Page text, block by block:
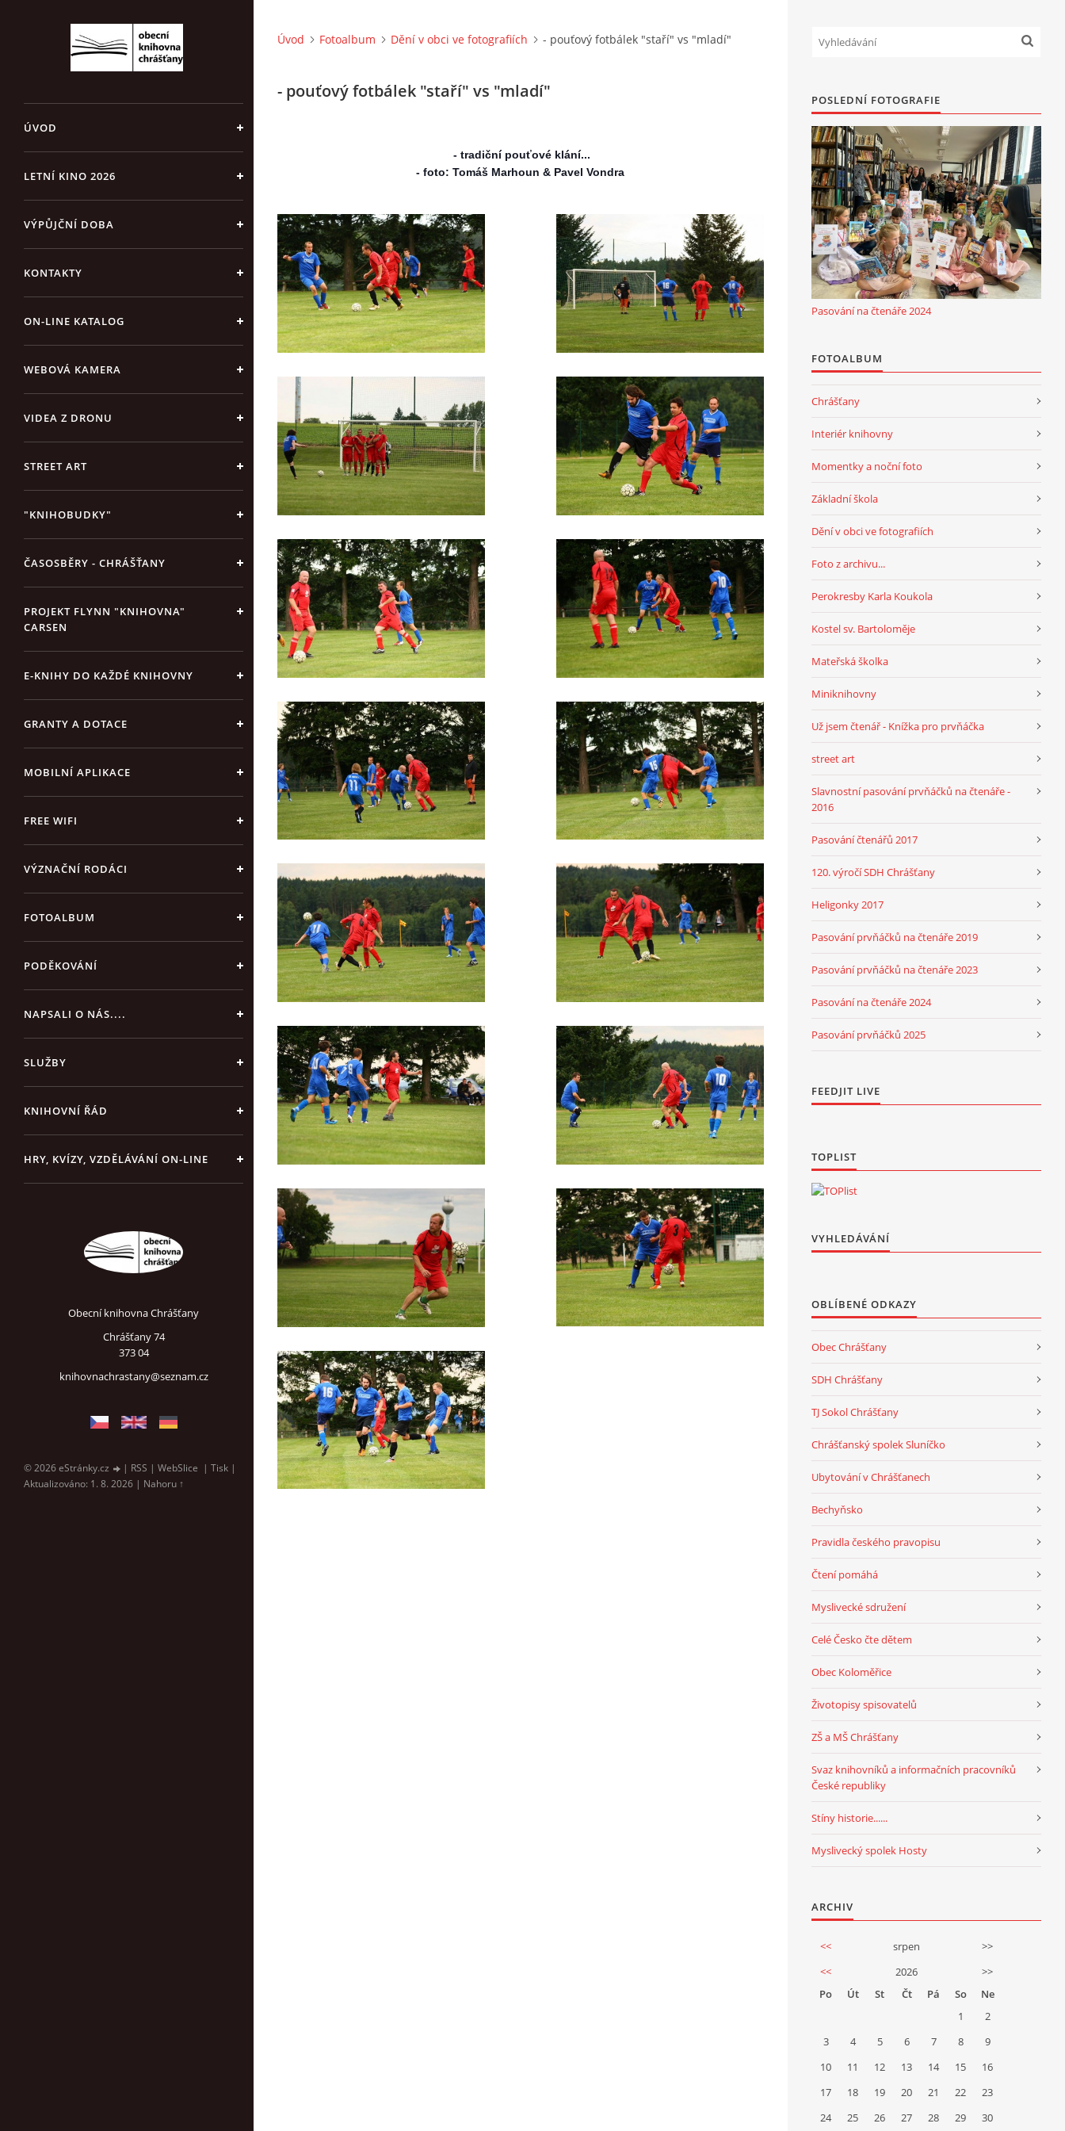
ÚVOD
LETNÍ KINO 2026
VÝPŮJČNÍ DOBA
KONTAKTY
ON-LINE KATALOG
WEBOVÁ KAMERA
VIDEA Z DRONU
STREET ART
"KNIHOBUDKY"
ČASOSBĚRY - CHRÁŠŤANY
PROJEKT FLYNN "KNIHOVNA"
CARSEN
E-KNIHY DO KAŽDÉ KNIHOVNY
GRANTY A DOTACE
MOBILNÍ APLIKACE
FREE WIFI
VÝZNAČNÍ RODÁCI
FOTOALBUM
PODĚKOVÁNÍ
NAPSALI O NÁS....
SLUŽBY
KNIHOVNÍ ŘÁD
HRY, KVÍZY, VZDĚLÁVÁNÍ ON-LINE
Obecní knihovna Chrášťany
Chrášťany 74
373 04
knihovnachrastany@seznam.cz
© 2026 eStránky.cz | RSS | WebSlice | Tisk |
Aktualizováno: 1. 8. 2026 | Nahoru ↑
Úvod Fotoalbum Dění v obci ve fotografiích - pouťový fotbálek "staří" vs "mladí"
- pouťový fotbálek "staří" vs "mladí"
- tradiční pouťové klání...
- foto: Tomáš Marhoun & Pavel Vondra
POSLEDNÍ FOTOGRAFIE
Pasování na čtenáře 2024
FOTOALBUM
Chrášťany
Interiér knihovny
Momentky a noční foto
Základní škola
Dění v obci ve fotografiích
Foto z archivu...
Perokresby Karla Koukola
Kostel sv. Bartoloměje
Mateřská školka
Miniknihovny
Už jsem čtenář - Knížka pro prvňáčka
street art
Slavnostní pasování prvňáčků na čtenáře -
2016
Pasování čtenářů 2017
120. výročí SDH Chrášťany
Heligonky 2017
Pasování prvňáčků na čtenáře 2019
Pasování prvňáčků na čtenáře 2023
Pasování na čtenáře 2024
Pasování prvňáčků 2025
FEEDJIT LIVE
TOPLIST
VYHLEDÁVÁNÍ
OBLÍBENÉ ODKAZY
Obec Chrášťany
SDH Chrášťany
TJ Sokol Chrášťany
Chrášťanský spolek Sluníčko
Ubytování v Chrášťanech
Bechyňsko
Pravidla českého pravopisu
Čtení pomáhá
Myslivecké sdružení
Celé Česko čte dětem
Obec Koloměřice
Životopisy spisovatelů
ZŠ a MŠ Chrášťany
Svaz knihovníků a informačních pracovníků
České republiky
Stíny historie......
Myslivecký spolek Hosty
ARCHIV
<< srpen
>>
<<
2026
>>
Po
Út St Čt Pá So
Ne
1
2
3
4 5 6 7 8
9
10
11 12 13 14 15
16
17
18 19 20 21 22
23
24
25 26 27 28 29 30